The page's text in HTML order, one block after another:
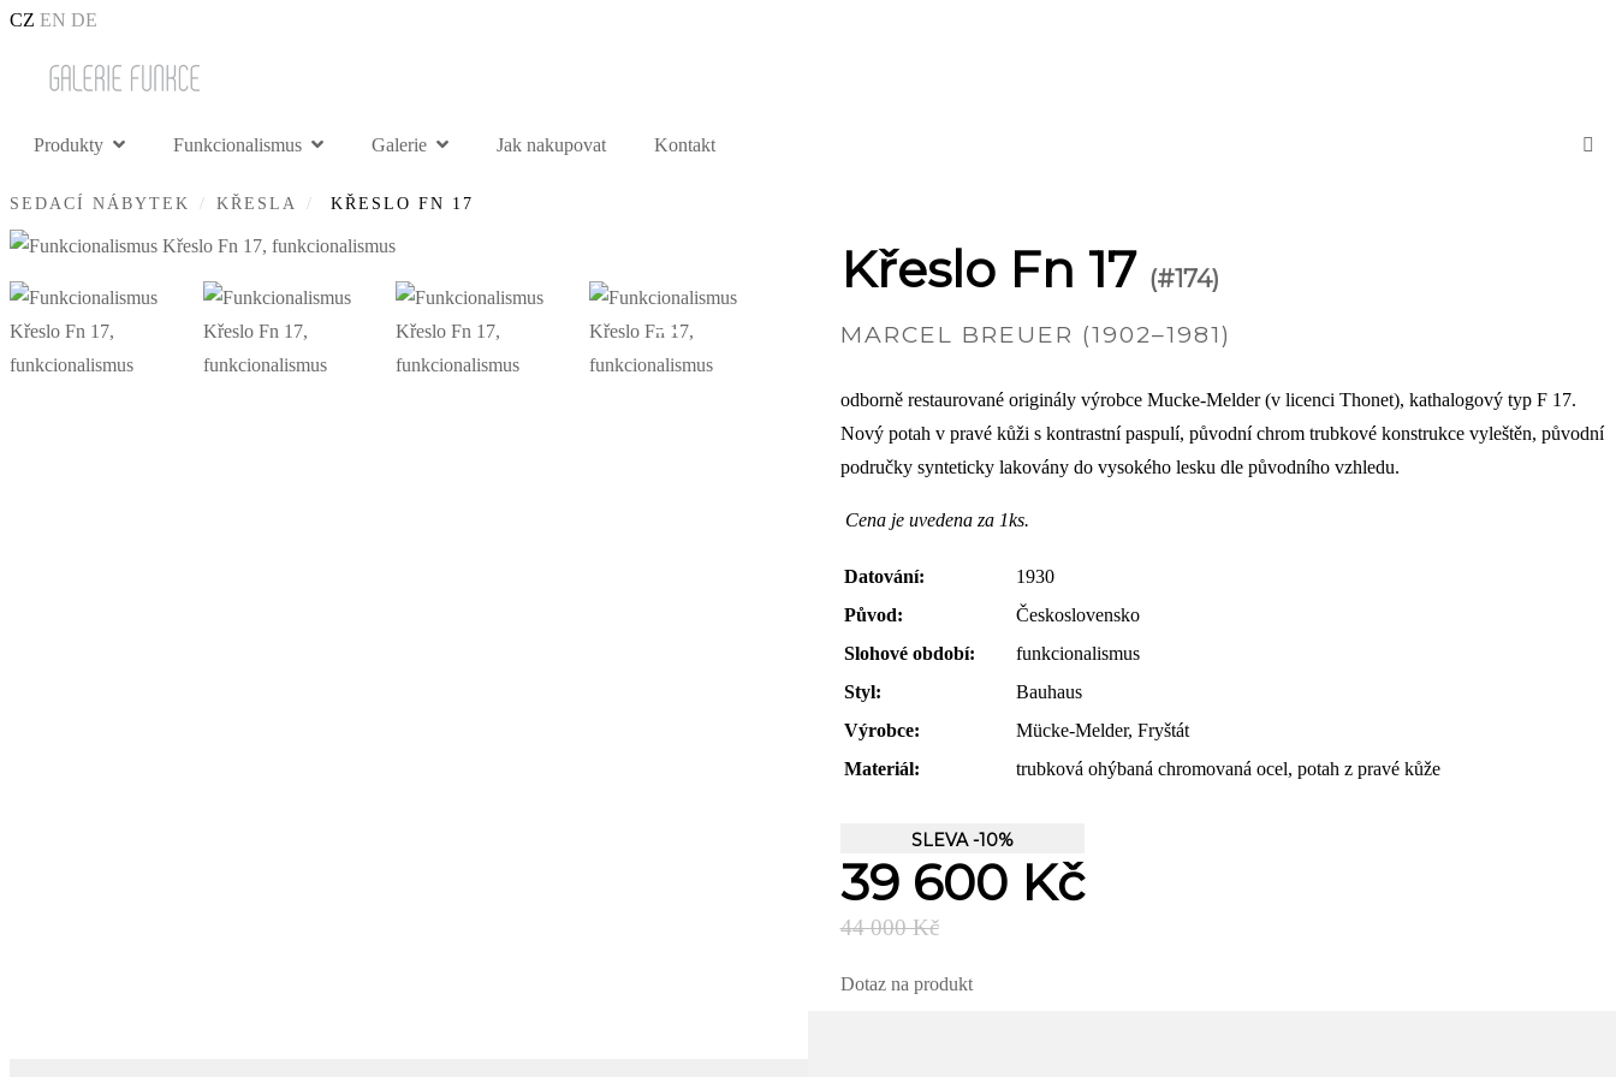
CZ EN DE
Produkty Funkcionalismus Galerie Jak nakupovat Kontakt
SEDACÍ NÁBYTEK KŘESLA KŘESLO FN 17
+1
Křeslo Fn 17 (#174)
MARCEL BREUER (1902–1981)
odborně restaurované originály výrobce Mucke-Melder (v licenci Thonet), kathalogový typ F 17.
Nový potah v pravé kůži s kontrastní paspulí, původní chrom trubkové konstrukce vyleštěn, původní
područky synteticky lakovány do vysokého lesku dle původního vzhledu.
Cena je uvedena za 1ks.
Datování:
1930
Původ:
Československo
Slohové období:
funkcionalismus
Styl:
Bauhaus
Výrobce:
Mücke-Melder, Fryštát
Materiál:
trubková ohýbaná chromovaná ocel, potah z pravé kůže
SLEVA -10%
39 600 Kč
44 000 Kč
Dotaz na produkt